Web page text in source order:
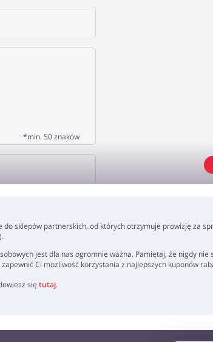
*min. 50 znaków
sklepów partnerskich, od których otrzymuje prowizję za
jest dla nas ogromnie ważna. Pamiętaj, że nigdy
Ci możliwość korzystania z najlepszych kuponów
się tutaj.